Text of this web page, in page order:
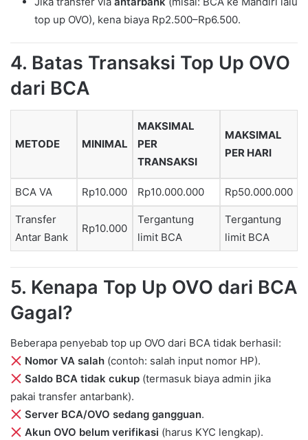
top up OVO), kena biaya Rp2.500–Rp6.500.
4. Batas Transaksi Top Up OVO
dari BCA
METODE MINIMAL
MAKSIMAL
PER
TRANSAKSI
MAKSIMAL
PER HARI
BCA VA Rp10.000 Rp10.000.000 Rp50.000.000
Transfer
Antar Bank
Rp10.000
Tergantung
limit BCA
Tergantung
limit BCA
5. Kenapa Top Up OVO dari BCA
Gagal?
Beberapa penyebab top up OVO dari BCA tidak berhasil:
Nomor VA salah (contoh: salah input nomor HP).
Saldo BCA tidak cukup (termasuk biaya admin jika
pakai transfer antarbank).
Server BCA/OVO sedang gangguan.
Akun OVO belum verifikasi (harus KYC lengkap).